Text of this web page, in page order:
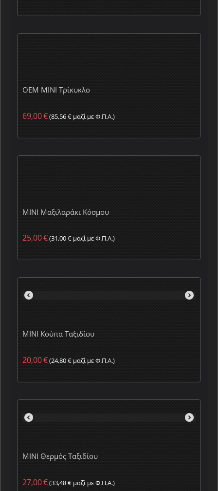
OEM MINI Τρίκυκλο
69,00€(85,56€ μαζί με Φ.Π.Α.)
MINI Μαξιλαράκι Κόσμου
25,00€(31,00€ μαζί με Φ.Π.Α.)
MINI Κούπα Ταξιδίου
20,00€(24,80€ μαζί με Φ.Π.Α.)
MINI Θερμός Ταξιδίου
27,00€(33,48€ μαζί με Φ.Π.Α.)